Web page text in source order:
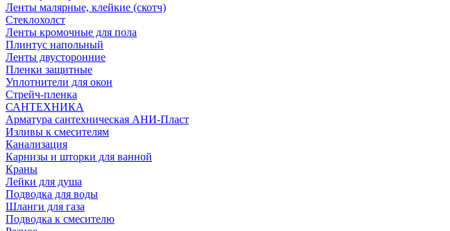
Ленты малярные, клейкие (скотч)
Стеклохолст
Ленты кромочные для пола
Плинтус напольный
Ленты двусторонние
Пленки защитные
Уплотнители для окон
Стрейч-пленка
САНТЕХНИКА
Арматура сантехническая АНИ-Пласт
Изливы к смесителям
Канализация
Карнизы и шторки для ванной
Краны
Лейки для душа
Подводка для воды
Шланги для газа
Подводка к смесителю